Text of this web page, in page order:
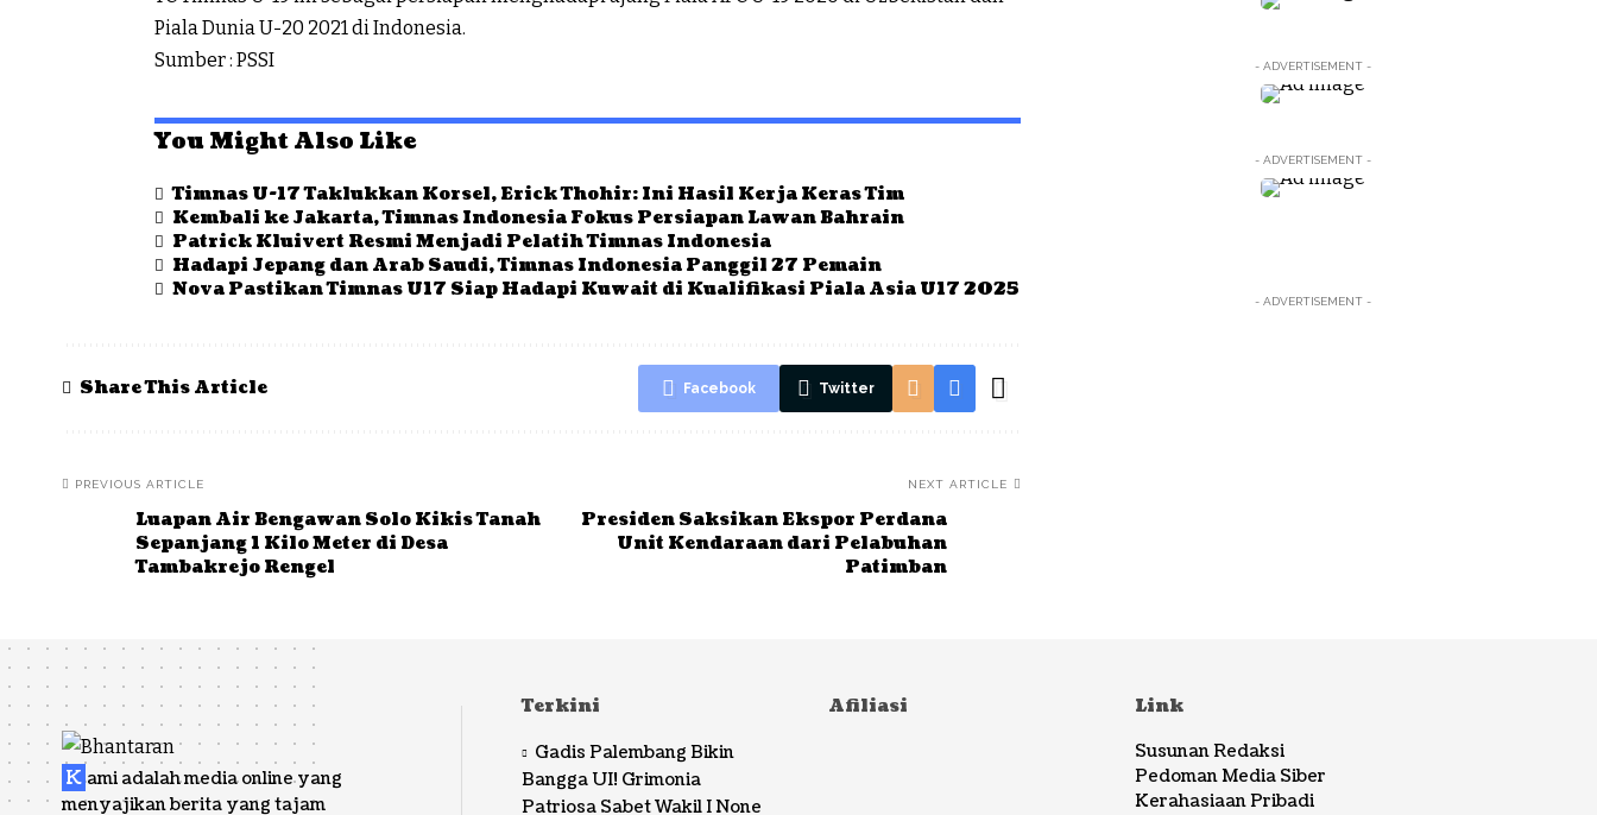
Piala Dunia U-20 2021 di Indonesia.
Sumber : PSSI
You Might Also Like
Timnas U-17 Taklukkan Korsel, Erick Thohir: Ini Hasil Kerja Keras Tim
Kembali ke Jakarta, Timnas Indonesia Fokus Persiapan Lawan Bahrain
Patrick Kluivert Resmi Menjadi Pelatih Timnas Indonesia
Hadapi Jepang dan Arab Saudi, Timnas Indonesia Panggil 27 Pemain
Nova Pastikan Timnas U17 Siap Hadapi Kuwait di Kualifikasi Piala Asia U17 2025
Share This Article Facebook Twitter
PREVIOUS ARTICLE
Luapan Air Bengawan Solo Kikis Tanah
Sepanjang 1 Kilo Meter di Desa
Tambakrejo Rengel
NEXT ARTICLE
Presiden Saksikan Ekspor Perdana
Unit Kendaraan dari Pelabuhan
Patimban
- ADVERTISEMENT -
- ADVERTISEMENT -
- ADVERTISEMENT -
K ami adalah media online yang
menyajikan berita yang tajam
Terkini
Gadis Palembang Bikin
Bangga UI! Grimonia
Patriosa Sabet Wakil I None
Afiliasi
Link
Susunan Redaksi
Pedoman Media Siber
Kerahasiaan Pribadi